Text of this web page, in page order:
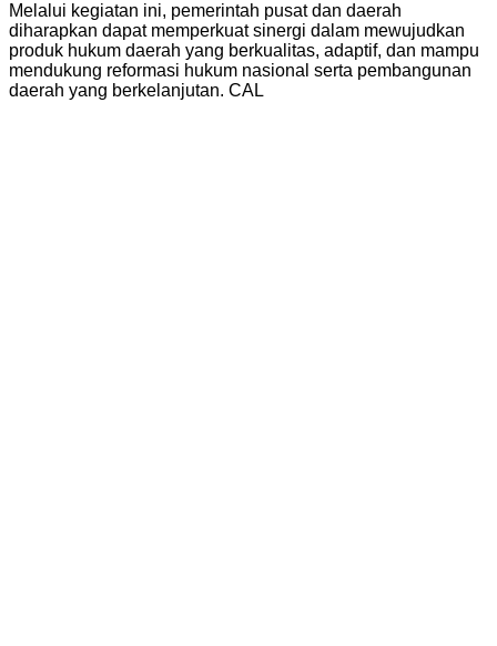
Melalui kegiatan ini, pemerintah pusat dan daerah
diharapkan dapat memperkuat sinergi dalam mewujudkan
produk hukum daerah yang berkualitas, adaptif, dan mampu
mendukung reformasi hukum nasional serta pembangunan
daerah yang berkelanjutan. CAL